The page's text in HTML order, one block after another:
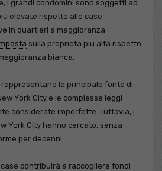
i grandi condomini sono soggetti ad
elevate rispetto alle case
in quartieri a maggioranza
sulla proprietà più alta rispetto
bianca.
rappresentano la principale fonte di
York City e le complesse leggi
considerate imperfette. Tuttavia, i
York City hanno cercato, senza
per decenni.
contribuirà a raccogliere fondi